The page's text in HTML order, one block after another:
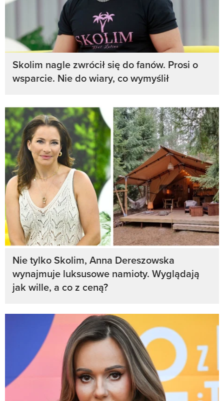
Skolim nagle zwrócił się do fanów. Prosi o
wsparcie. Nie do wiary, co wymyślił
Nie tylko Skolim, Anna Dereszowska
wynajmuje luksusowe namioty. Wyglądają
jak wille, a co z ceną?